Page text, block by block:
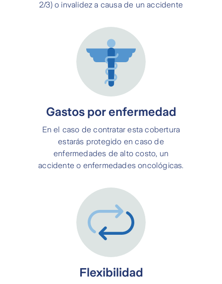
2/3) o invalidez a causa de un accidente
Gastos por enfermedad
En el caso de contratar esta cobertura
estarás protegido en caso de
enfermedades de alto costo, un
accidente o enfermedades oncológicas.
Flexibilidad